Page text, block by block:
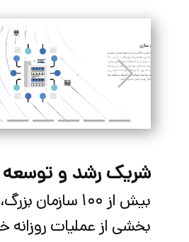
Next
شریک رشد و توسعه
بیش از ۱۰۰
بخشی از عملیات روزانه